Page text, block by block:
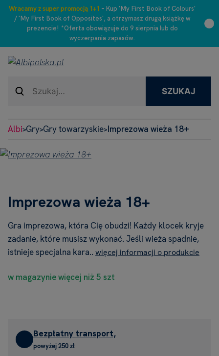
Wracamy z super promocją 1+1 – Kup 'My First Book of Colours'
/ 'My First Book of Opposites', a otrzymasz drugą książkę w
prezencie! *Oferta obowiązuje do 9 sierpnia lub do
wyczerpania zapasów.
SZUKAJ
Albi>Gry>Gry towarzyskie>Imprezowa wieża 18+
Imprezowa wieża 18+
Gra imprezowa, która Cię obudzi! Każdy klocek kryje
zadanie, które musisz wykonać. Jeśli wieża spadnie,
istnieje specjalna kara.. więcej informacji o produkcie
w magazynie więcej niż 5 szt
Bezpłatny transport,
powyżej 250 zł